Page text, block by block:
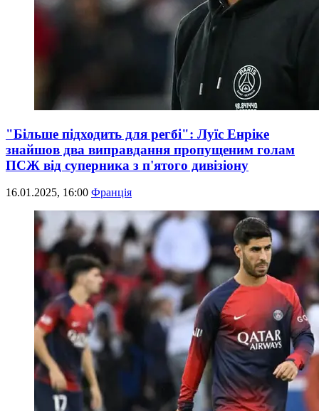
"Більше підходить для регбі": Луїс Енріке
знайшов два виправдання пропущеним голам
ПСЖ від суперника з п'ятого дивізіону
16.01.2025, 16:00 Франція